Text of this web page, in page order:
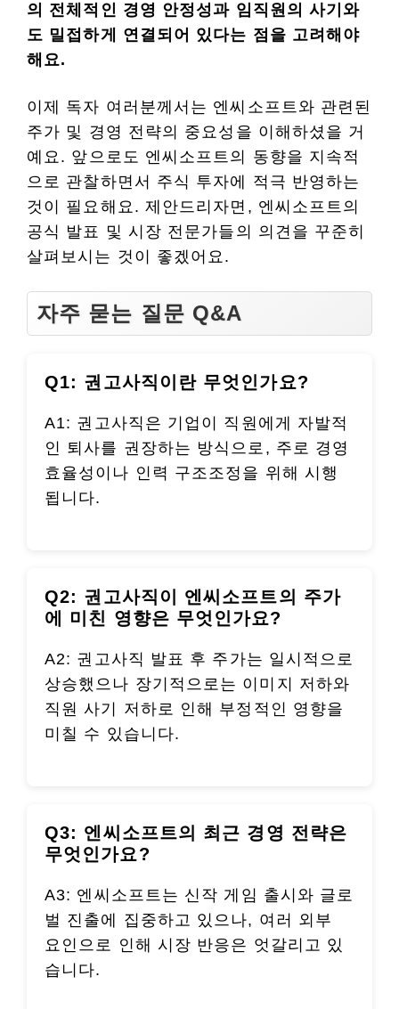
의 전체적인 경영 안정성과 임직원의 사기와
도 밀접하게 연결되어 있다는 점을 고려해야
해요.
이제 독자 여러분께서는 엔씨소프트와 관련된
주가 및 경영 전략의 중요성을 이해하셨을 거
예요. 앞으로도 엔씨소프트의 동향을 지속적
으로 관찰하면서 주식 투자에 적극 반영하는
것이 필요해요. 제안드리자면, 엔씨소프트의
공식 발표 및 시장 전문가들의 의견을 꾸준히
살펴보시는 것이 좋겠어요.
자주 묻는 질문 Q&A
Q1: 권고사직이란 무엇인가요?
A1: 권고사직은 기업이 직원에게 자발적
인 퇴사를 권장하는 방식으로, 주로 경영
효율성이나 인력 구조조정을 위해 시행
됩니다.
Q2: 권고사직이 엔씨소프트의 주가
에 미친 영향은 무엇인가요?
A2: 권고사직 발표 후 주가는 일시적으로
상승했으나 장기적으로는 이미지 저하와
직원 사기 저하로 인해 부정적인 영향을
미칠 수 있습니다.
Q3: 엔씨소프트의 최근 경영 전략은
무엇인가요?
A3: 엔씨소프트는 신작 게임 출시와 글로
벌 진출에 집중하고 있으나, 여러 외부
요인으로 인해 시장 반응은 엇갈리고 있
습니다.